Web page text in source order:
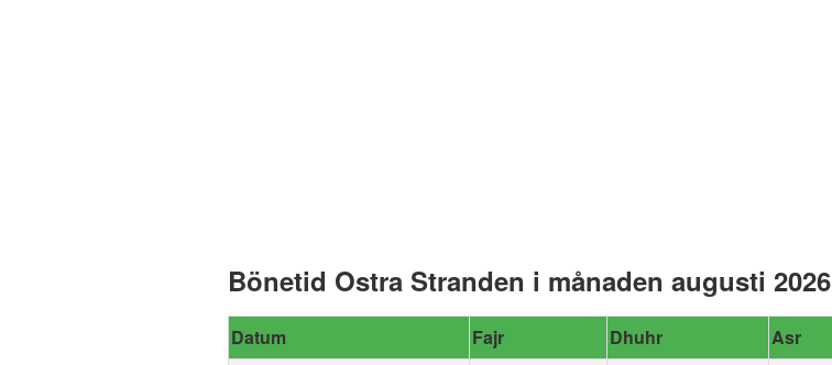
Bönetid Ostra Stranden i månaden augusti 2026
Datum Fajr Dhuhr Asr